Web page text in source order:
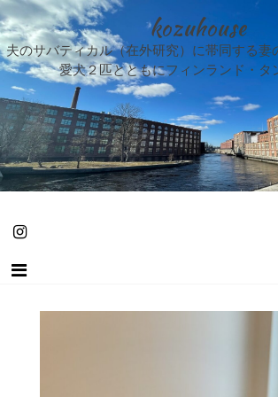
kozuhouse
夫のサバティカル（在外研究）に帯同する妻
愛犬２匹とともにフィンランド・タ